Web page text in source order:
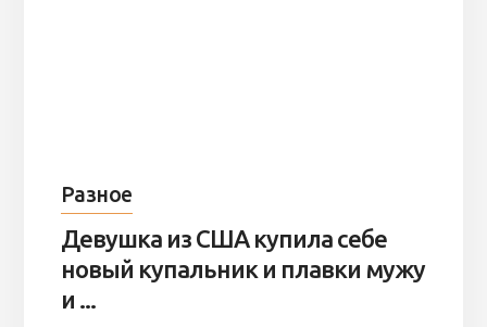
Разное
Девушка из США купила себе
новый купальник и плавки мужу
и ...